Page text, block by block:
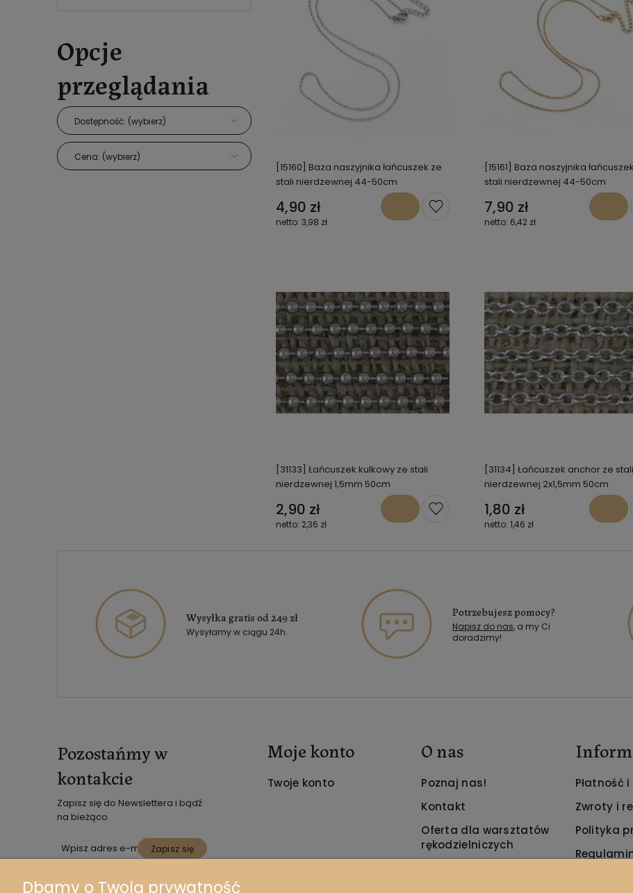
Opcje
przeglądania
Dostępność: (wybierz)
Cena: (wybierz)
[15160] Baza naszyjnika łańcuszek ze
stali nierdzewnej 44-50cm
4,90 zł
3,98 zł
[15161] Baza naszyjnika
stali nierdzewnej 44-50cm
7,90 zł
6,42 zł
[31133] Łańcuszek kulkowy ze stali
nierdzewnej 1,5mm 50cm
2,90 zł
2,36 zł
[31134] Łańcuszek anchor ze stali
nierdzewnej 2x1,5mm 50cm
1,80 zł
1,46 zł
Wysyłka gratis od 249 zł
Wysyłamy w ciągu 24h.
Potrzebujesz pomocy?
Napisz do nas, a my Ci
doradzimy!
Pozostańmy w
kontakcie
Zapisz się do Newslettera i bądź
na bieżąco
Zapisz się
*Twoje Dane osobowe są
Moje konto
Twoje konto
O nas
Poznaj nas!
Kontakt
Oferta dla warsztatów
rękodzielniczych
Płatność i
Zwroty i
Polityka
Dbamy o Twoją prywatność